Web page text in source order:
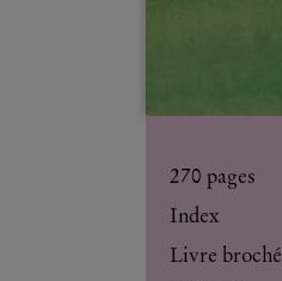
270 pages
Index
Livre broché